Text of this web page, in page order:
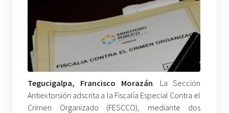
Tegucigalpa, Francisco Morazán . La Sección
Antiextorsión adscrita a la Fiscalía Especial Contra el
Crimen Organizado (FESCCO), mediante dos